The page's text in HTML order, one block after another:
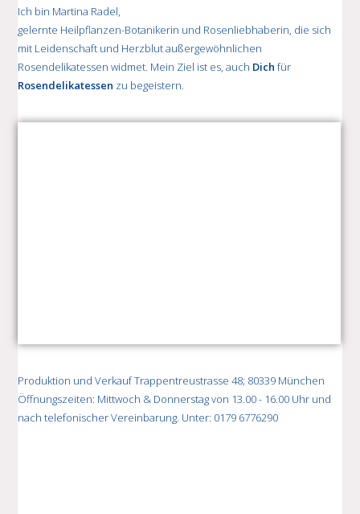
Ich bin Martina Radel,
gelernte Heilpflanzen-Botanikerin und Rosenliebhaberin, die sich
mit Leidenschaft und Herzblut außergewöhnlichen
Rosendelikatessen widmet. Mein Ziel ist es, auch Dich für
Rosendelikatessen zu begeistern.
Produktion und Verkauf Trappentreustrasse 48; 80339 München
Öffnungszeiten: Mittwoch & Donnerstag von 13.00 - 16.00 Uhr und
nach telefonischer Vereinbarung. Unter: 0179 6776290